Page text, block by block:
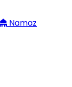
Namaz